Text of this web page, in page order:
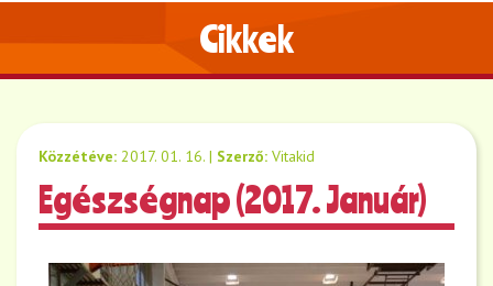
Cikkek
Közzétéve: 2017. 01. 16. | Szerző: Vitakid
Egészségnap (2017. Január)